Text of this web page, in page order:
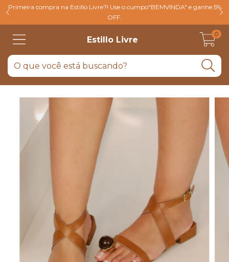
Primeira compra na Estillo Livre?! Use o cumpo"BEMVINDA" e ganhe 5%
OFF.
Estillo Livre
0